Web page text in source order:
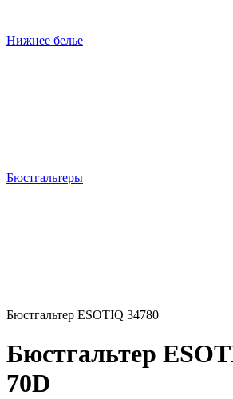
Нижнее белье
Бюстгальтеры
Бюстгальтер ESOTIQ 34780
Бюстгальтер
70D